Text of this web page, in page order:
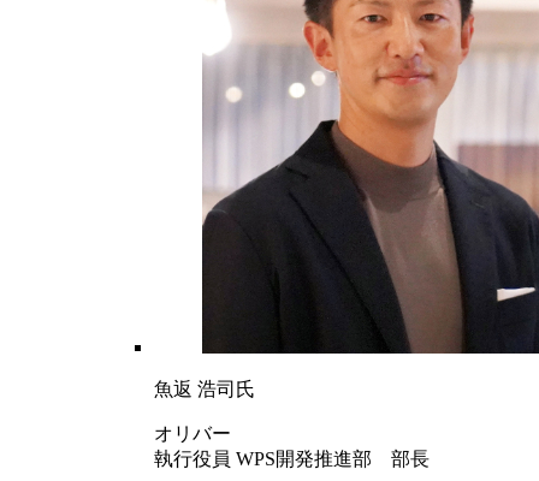
魚返 浩司氏
オリバー
執行役員 WPS開発推進部 部長